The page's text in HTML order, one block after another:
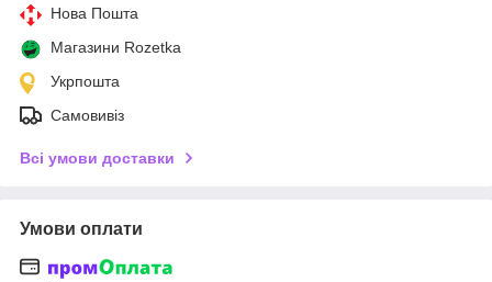
Нова Пошта
Магазини Rozetka
Укрпошта
Самовивіз
Всі умови доставки
Умови оплати